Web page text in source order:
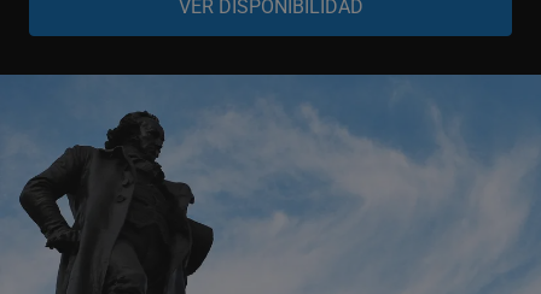
Estudiante
12-25 años, acreditado